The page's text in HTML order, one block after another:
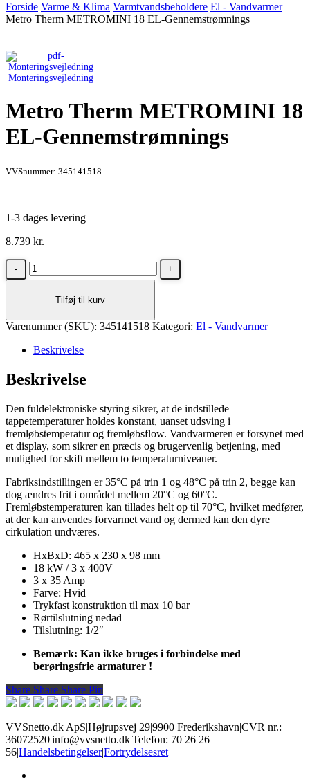
Forside Varme & Klima Varmtvandsbeholdere El - Vandvarmer
Metro Therm METROMINI 18 EL-Gennemstrømnings
Monteringsvejledning
Metro Therm METROMINI 18
EL-Gennemstrømnings
VVSnummer: 345141518
1-3 dages levering
8.739 kr.
Metro
Therm
Gennemstrømnings
Tilføj til kurv
Varenummer (SKU): 345141518 Kategori: El - Vandvarmer
Beskrivelse
Beskrivelse
Den fuldelektroniske styring sikrer, at de indstillede
tappetemperaturer holdes konstant, uanset udsving i
fremløbstemperatur og fremløbsflow. Vandvarmeren er forsynet med
et display, som sikrer en præcis og brugervenlig betjening, med
mulighed for skift mellem to temperaturniveauer.
Fabriksindstillingen er 35°C på trin 1 og 48°C på trin 2, begge kan
dog ændres frit i området mellem 20°C og 60°C.
Fremløbstemperaturen kan tillades helt op til 70°C, hvilket medfører,
at der kan anvendes forvarmet vand og dermed kan den dyre
cirkulation undværes.
HxBxD: 465 x 230 x 98 mm
18 kW / 3 x 400V
3 x 35 Amp
Farve: Hvid
Trykfast konstruktion til max 10 bar
Rørtilslutning nedad
Tilslutning: 1/2″
Bemærk: Kan ikke bruges i forbindelse med
berøringsfrie armaturer !
Share
Share Share Share Pin
VVSnetto.dk ApS|Højrupsvej 29|9900 Frederikshavn|CVR nr.:
36072520|info@vvsnetto.dk|Telefon: 70 26 26
56|Handelsbetingelser|Fortrydelsesret